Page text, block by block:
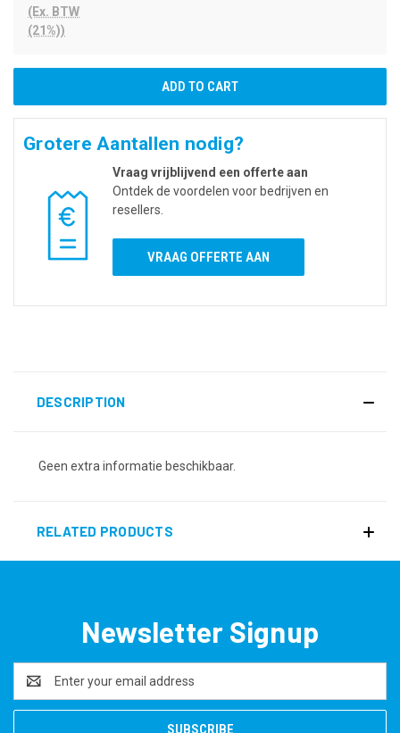
(Ex. BTW
(21%))
Grotere Aantallen nodig?
Vraag vrijblijvend een offerte aan
Ontdek de voordelen voor bedrijven en
resellers.
VRAAG OFFERTE AAN
DESCRIPTION
Geen extra informatie beschikbaar.
RELATED PRODUCTS
Newsletter Signup
Address